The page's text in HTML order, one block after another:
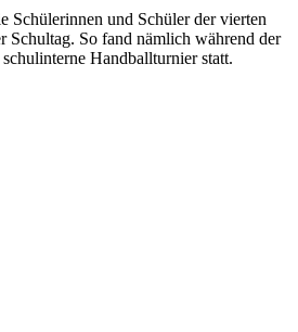
Schülerinnen und Schüler der vierten
Schultag. So fand nämlich während der
Handballturnier statt.